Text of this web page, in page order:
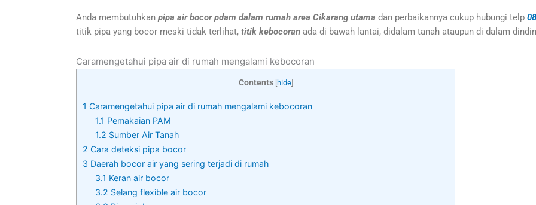
Anda membutuhkan pipa air bocor pdam dalam rumah area Cikarang utama dan perbaikannya cukup hubungi telp
titik pipa yang bocor meski tidak terlihat, titik kebocoran ada di bawah lantai, didalam tanah ataupun di dalam
Caramengetahui pipa air di rumah mengalami kebocoran
Contents hide]
1 Caramengetahui pipa air di rumah mengalami kebocoran
1.1 Pemakaian PAM
1.2 Sumber Air Tanah
2 Cara deteksi pipa bocor
3 Daerah bocor air yang sering terjadi di rumah
3.1 Keran air bocor
3.2 Selang flexible air bocor